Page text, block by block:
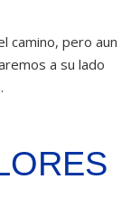
camino, pero aun
a su lado